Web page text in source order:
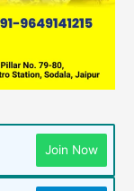
Join Now